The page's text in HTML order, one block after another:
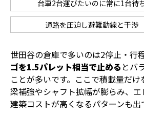
台車2台運びたいのに常に1台待
通路を圧迫し避難動線と干渉
世田谷の倉庫で多いのは2停止・行
ゴを1.5パレット相当で止める とバ
ことが多いです。ここで積載量だ
梁補強やシャフト拡幅が膨らみ、
建築コストが高くなるパターンも出